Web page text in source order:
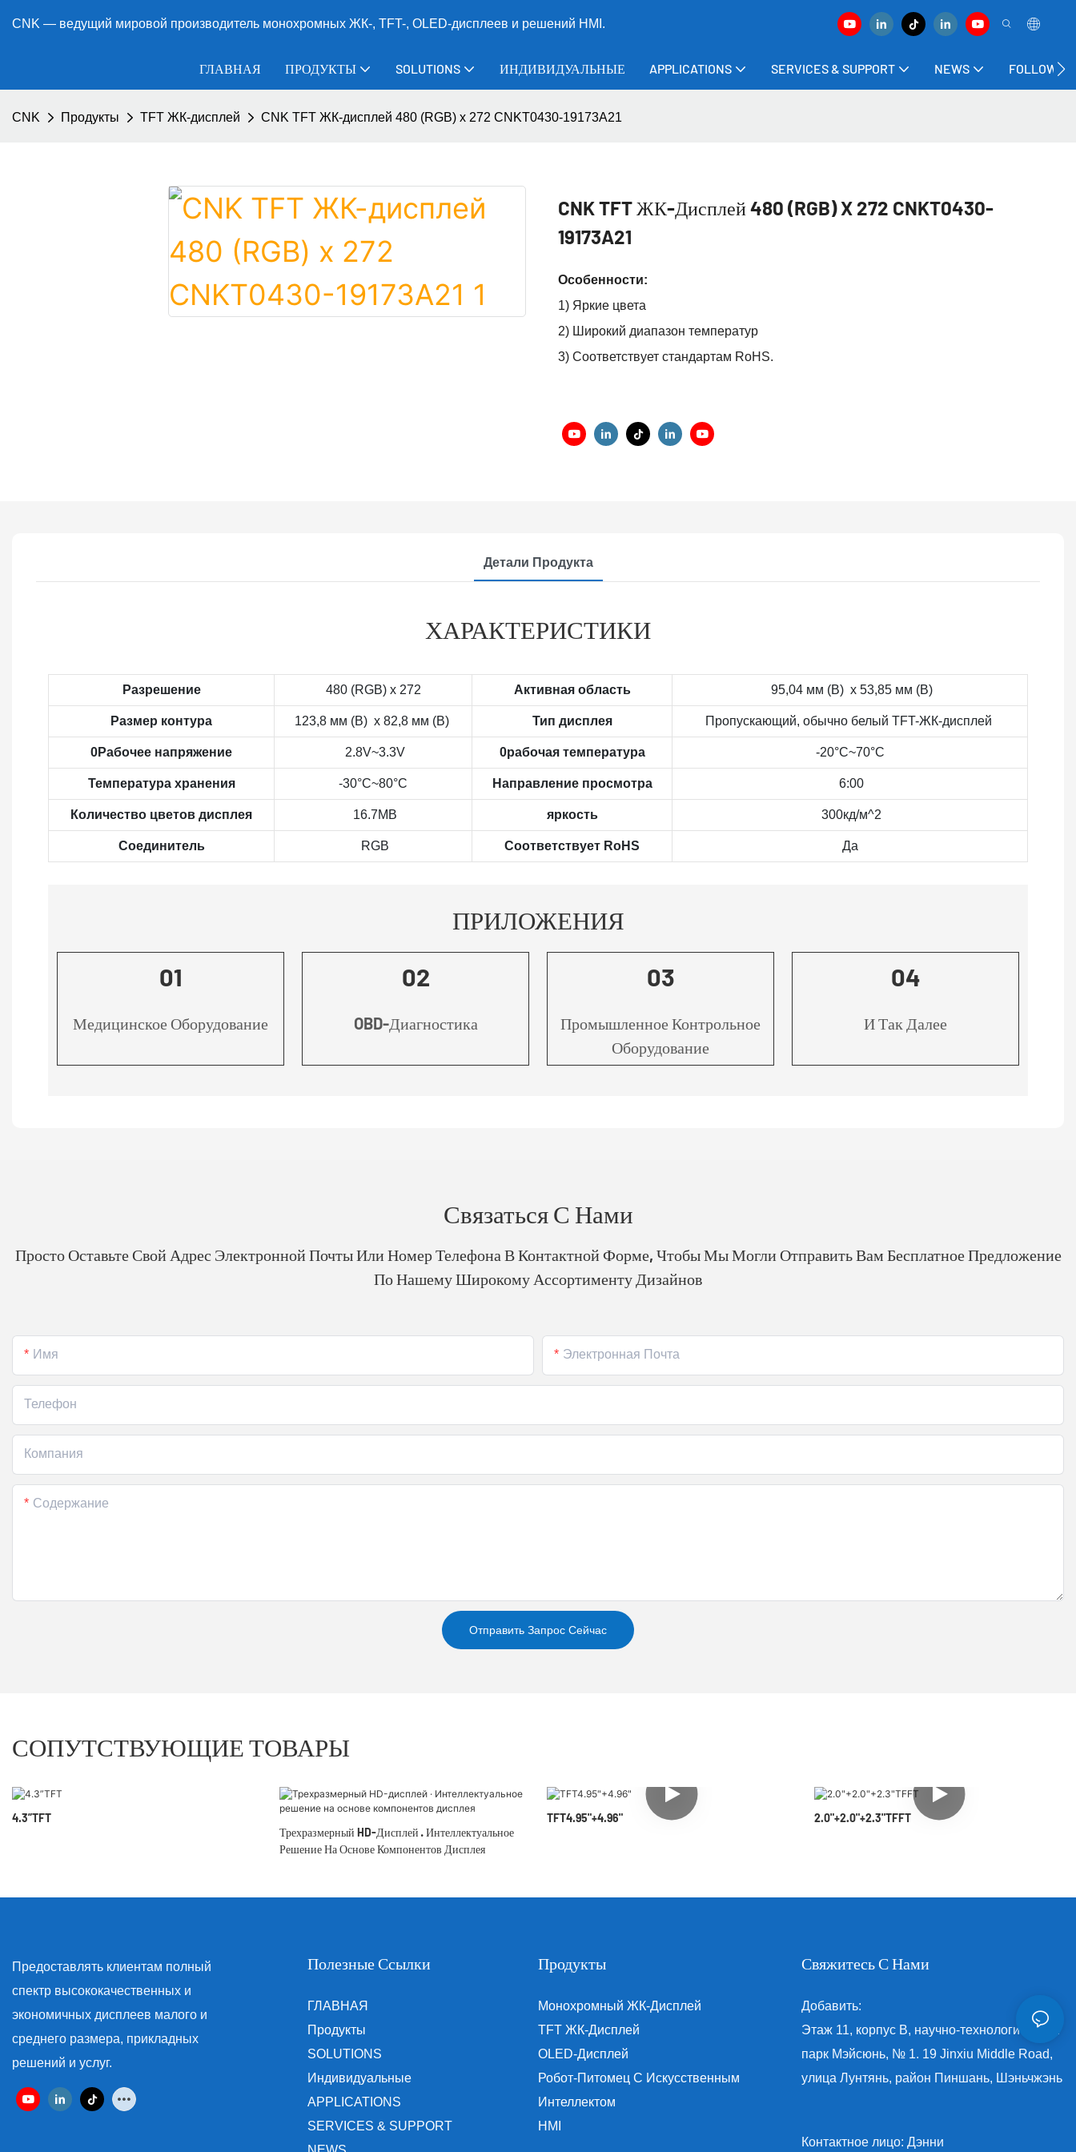
CNK — ведущий мировой производитель монохромных ЖК-, TFT-, OLED-дисплеев и решений HMI.
ГЛАВНАЯ ПРОДУКТЫ SOLUTIONS ИНДИВИДУАЛЬНЫЕ APPLICATIONS SERVICES & SUPPORT NEWS FOLLOW US
CNK Продукты TFT ЖК-дисплей CNK TFT ЖК-дисплей 480 (RGB) x 272 CNKT0430-19173A21
CNK TFT ЖК-Дисплей 480 (RGB) X 272 CNKT0430-
19173A21
Особенности:
1) Яркие цвета
2) Широкий диапазон температур
3) Соответствует стандартам RoHS.
Детали Продукта
ХАРАКТЕРИСТИКИ
Разрешение 480 (RGB) х 272 Активная область 95,04 мм (В) х 53,85 мм (В)
Размер контура 123,8 мм (В) х 82,8 мм (В) Тип дисплея Пропускающий, обычно белый TFT-ЖК-дисплей
0Рабочее напряжение 2.8V~3.3V 0рабочая температура -20°C~70°C
Температура хранения -30°C~80°C Направление просмотра 6:00
Количество цветов дисплея 16.7MB яркость 300кд/м^2
Соединитель RGB Соответствует RoHS Да
ПРИЛОЖЕНИЯ
01
Медицинское Оборудование
02
OBD-Диагностика
03
Промышленное Контрольное
Оборудование
04
И Так Далее
Связаться С Нами
Просто Оставьте Свой Адрес Электронной Почты Или Номер Телефона В Контактной Форме, Чтобы Мы Могли Отправить Вам Бесплатное Предложение
По Нашему Широкому Ассортименту Дизайнов
Имя Электронная Почта
Телефон
Компания
Содержание
Отправить Запрос Сейчас
СОПУТСТВУЮЩИЕ ТОВАРЫ
4.3”TFT
Трехразмерный HD-Дисплей · Интеллектуальное
Решение На Основе Компонентов Дисплея
TFT4.95"+4.96" 2.0"+2.0"+2.3"TFFT
Предоставлять клиентам полный
спектр высококачественных и
экономичных дисплеев малого и
среднего размера, прикладных
решений и услуг.
Полезные Ссылки
ГЛАВНАЯ
Продукты
SOLUTIONS
Индивидуальные
APPLICATIONS
SERVICES & SUPPORT
Продукты
Монохромный ЖК-Дисплей
TFT ЖК-Дисплей
OLED-Дисплей
Робот-Питомец С Искусственным
Интеллектом
HMI
Свяжитесь С Нами
Добавить:
Этаж 11, корпус B, научно-технологический
парк Мэйсюнь, № 1. 19 Jinxiu Middle Road,
улица Лунтянь, район Пиншань, Шэньчжэнь
Контактное лицо: Дэнни